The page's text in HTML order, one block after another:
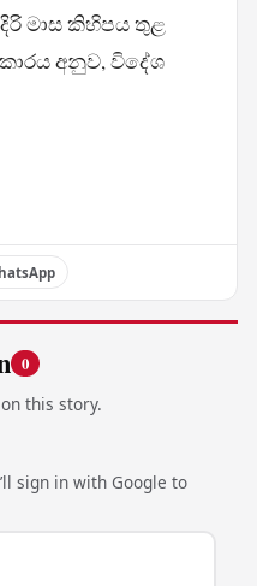
මාස කිහිපය තුළ
අනුව, විදේශ
0
this story.
sign in with Google to